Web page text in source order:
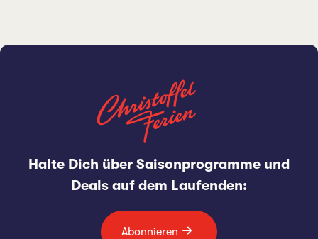
Halte Dich über Saisonprogramme und
Deals auf dem Laufenden:
Abonnieren